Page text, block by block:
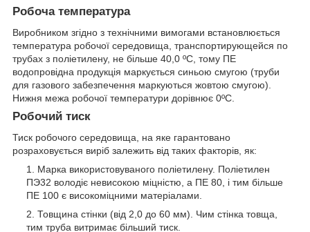
Робоча температура
Виробником згідно з технічними вимогами встановлюється
температура робочої середовища, транспортирующейся по
трубах з поліетилену, не більше 40,0 ºС, тому ПЕ
водопровідна продукція маркується синьою смугою (труби
для газового забезпечення маркуються жовтою смугою).
Нижня межа робочої температури дорівнює 0ºС.
Робочий тиск
Тиск робочого середовища, на яке гарантовано
розраховується виріб залежить від таких факторів, як:
Марка використовуваного поліетилену. Поліетилен
ПЭ32 володіє невисокою міцністю, а ПЕ 80, і тим більше
ПЕ 100 є високоміцними матеріалами.
Товщина стінки (від 2,0 до 60 мм). Чим стінка товща,
тим труба витримає більший тиск.